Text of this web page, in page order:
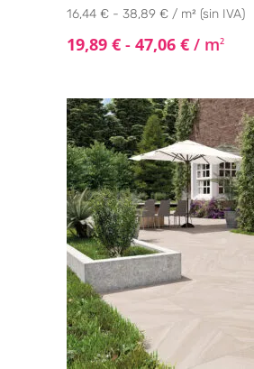
16,44 € - 38,89 € / m² (sin IVA)
19,89 € - 47,06 € / m2